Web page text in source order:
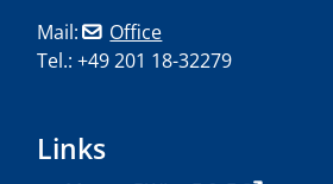
Mail:
Office
Tel.: +49 201 18-32279
Links